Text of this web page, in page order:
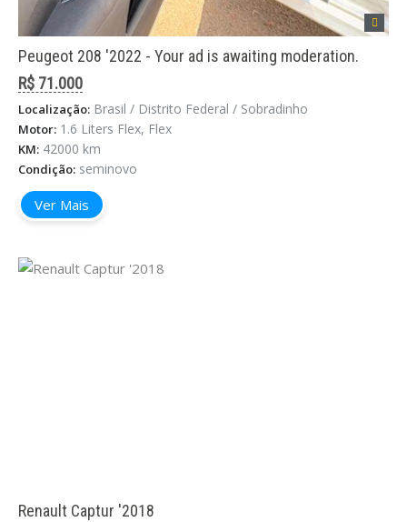
Peugeot 208 '2022 - Your ad is awaiting moderation.
R$ 71.000
Localização: Brasil / Distrito Federal / Sobradinho
Motor: 1.6 Liters Flex, Flex
KM: 42000 km
Condição: seminovo
Ver Mais
Renault Captur '2018